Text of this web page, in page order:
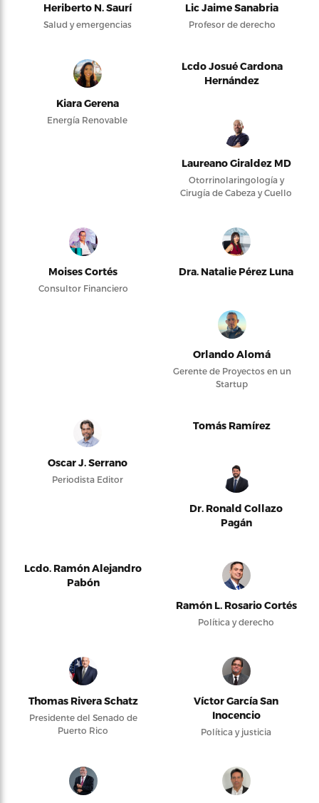
Heriberto N. Saurí
Salud y emergencias
Lic Jaime Sanabria
Profesor de derecho
Kiara Gerena
Energía Renovable
Lcdo Josué Cardona
Hernández
Laureano Giraldez MD
Otorrinolaringología y
Cirugía de Cabeza y Cuello
Moises Cortés
Consultor Financiero
Dra. Natalie Pérez Luna
Orlando Alomá
Gerente de Proyectos en un
Startup
Oscar J. Serrano
Periodista Editor
Tomás Ramírez
Dr. Ronald Collazo
Pagán
Lcdo. Ramón Alejandro
Pabón
Ramón L. Rosario Cortés
Política y derecho
Thomas Rivera Schatz
Presidente del Senado de
Puerto Rico
Víctor García San
Inocencio
Política y justicia